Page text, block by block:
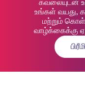
கவலையுடன்
உங்கள் வயது,
மற்றும்
வாழ்க்கைக்கு